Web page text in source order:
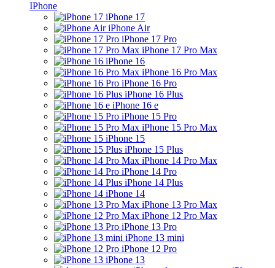
IPhone
iPhone 17
iPhone Air
iPhone 17 Pro
iPhone 17 Pro Max
iPhone 16
iPhone 16 Pro Max
iPhone 16 Pro
iPhone 16 Plus
iPhone 16 e
iPhone 15 Pro
iPhone 15 Pro Max
iPhone 15
iPhone 15 Plus
iPhone 14 Pro Max
iPhone 14 Pro
iPhone 14 Plus
iPhone 14
iPhone 13 Pro Max
iPhone 12 Pro Max
iPhone 13 Pro
iPhone 13 mini
iPhone 12 Pro
iPhone 13